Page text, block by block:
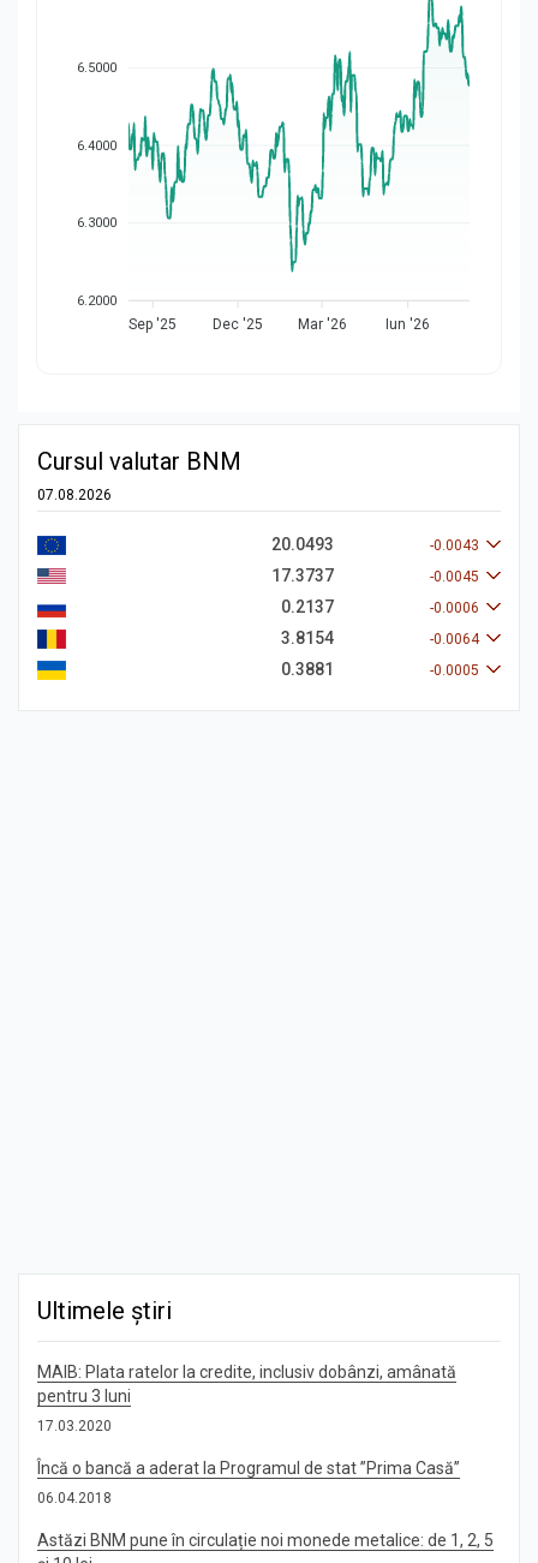
6.5000
6.4000
6.3000
6.2000
Sep '25 Dec '25 Mar '26 Iun '26
Cursul valutar BNM
07.08.2026
20.0493 -0.0043
17.3737 -0.0045
0.2137 -0.0006
3.8154 -0.0064
0.3881 -0.0005
Ultimele știri
MAIB: Plata ratelor la credite, inclusiv dobânzi, amânată
pentru 3 luni
17.03.2020
Încă o bancă a aderat la Programul de stat ”Prima Casă”
06.04.2018
Astăzi BNM pune în circulație noi monede metalice: de 1, 2, 5